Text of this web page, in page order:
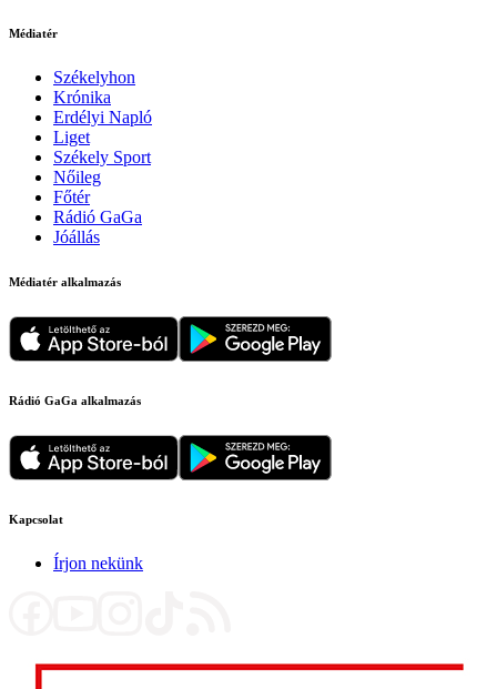
Médiatér
Székelyhon
Krónika
Erdélyi Napló
Liget
Székely Sport
Nőileg
Főtér
Rádió GaGa
Jóállás
Médiatér alkalmazás
Rádió GaGa alkalmazás
Kapcsolat
Írjon nekünk